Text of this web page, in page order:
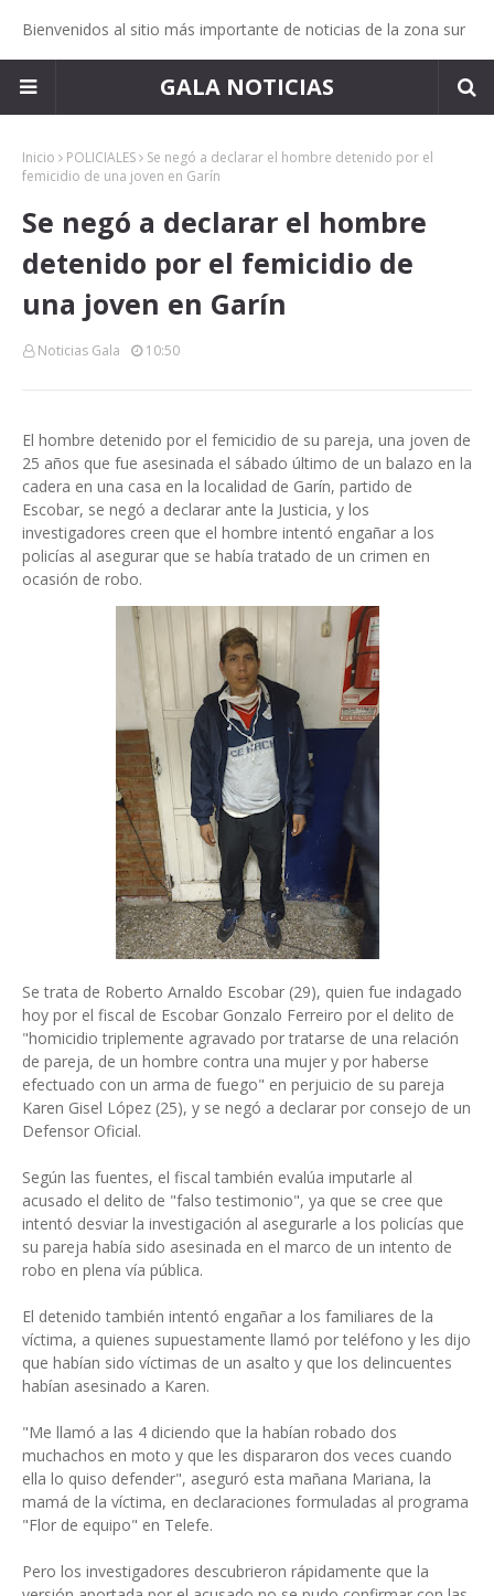
Bienvenidos al sitio más importante de noticias de la zona sur
GALA NOTICIAS
Inicio POLICIALES
Se negó a declarar el hombre detenido por el
femicidio de una joven en Garín
Se negó a declarar el hombre
detenido por el femicidio de
una joven en Garín
Noticias Gala 10:50
El hombre detenido por el femicidio de su pareja, una joven de
25 años que fue asesinada el sábado último de un balazo en la
cadera en una casa en la localidad de Garín, partido de
Escobar, se negó a declarar ante la Justicia, y los
investigadores creen que el hombre intentó engañar a los
policías al asegurar que se había tratado de un crimen en
ocasión de robo.
Se trata de Roberto Arnaldo Escobar (29), quien fue indagado
hoy por el fiscal de Escobar Gonzalo Ferreiro por el delito de
"homicidio triplemente agravado por tratarse de una relación
de pareja, de un hombre contra una mujer y por haberse
efectuado con un arma de fuego" en perjuicio de su pareja
Karen Gisel López (25), y se negó a declarar por consejo de un
Defensor Oficial.
Según las fuentes, el fiscal también evalúa imputarle al
acusado el delito de "falso testimonio", ya que se cree que
intentó desviar la investigación al asegurarle a los policías que
su pareja había sido asesinada en el marco de un intento de
robo en plena vía pública.
El detenido también intentó engañar a los familiares de la
víctima, a quienes supuestamente llamó por teléfono y les dijo
que habían sido víctimas de un asalto y que los delincuentes
habían asesinado a Karen.
"Me llamó a las 4 diciendo que la habían robado dos
muchachos en moto y que les dispararon dos veces cuando
ella lo quiso defender", aseguró esta mañana Mariana, la
mamá de la víctima, en declaraciones formuladas al programa
"Flor de equipo" en Telefe.
Pero los investigadores descubrieron rápidamente que la